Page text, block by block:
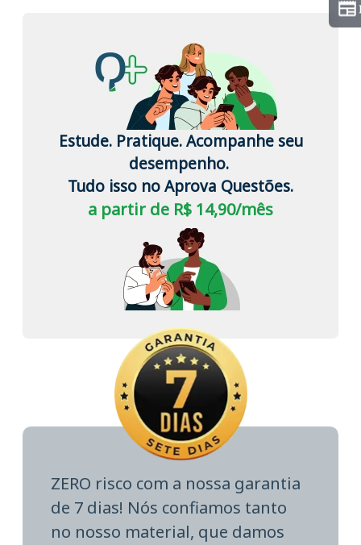
Estude. Pratique. Acompanhe seu
desempenho.
Tudo isso no Aprova Questões.
a partir de R$ 14,90/mês
ZERO risco com a nossa garantia
de 7 dias! Nós confiamos tanto
no nosso material, que damos